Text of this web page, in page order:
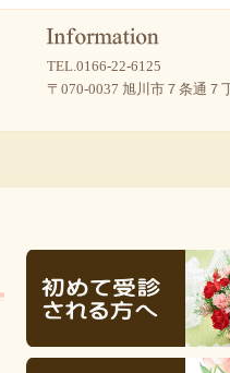
TEL.0166-22-6125
〒070-0037 旭川市７条通７